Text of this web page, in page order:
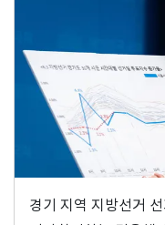
경기 지역 지방선거